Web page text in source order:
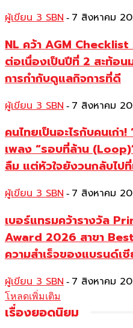
ผู้เขียน 3 SBN - 7 สิงหาคม
NL คว้า AGM
ต่อเนื่องเป็นปีที่ 2 สะท้อน
การกำกับดูแลกิจการที่ดี
ผู้เขียน 3 SBN - 7 สิงหาคม
คนไทยเป็นอะไรกับคนเก่า!
เพลง “รอบที่ล้าน
ลืม แต่หัวใจยังวนกลับไป
ผู้เขียน 3 SBN - 7 สิงหาคม
เบอร์แทรมคว้ารางวัล
Award 2026 สาขา
ความสำเร็จของแบรนด์เ
ผู้เขียน 3 SBN - 7 สิงหาคม
โหลดเพิ่มเติม
เรื่องยอดนิยม